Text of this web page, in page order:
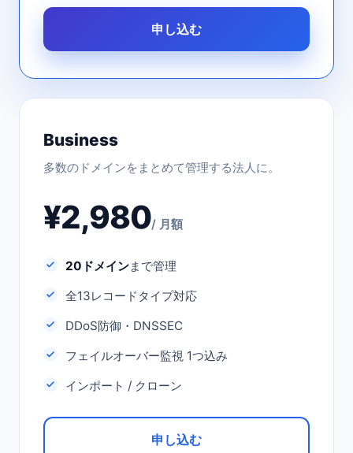
申し込む
Business
多数のドメインをまとめて管理する法人に。
¥2,980/ 月額
20ドメインまで管理
全13レコードタイプ対応
DDoS防御・DNSSEC
フェイルオーバー監視 1つ込み
インポート / クローン
申し込む